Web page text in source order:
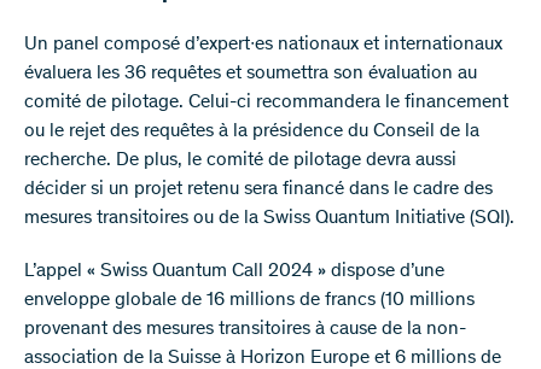
Un panel composé d’expert∙es nationaux et internationaux
évaluera les 36 requêtes et soumettra son évaluation au
comité de pilotage. Celui-ci recommandera le financement
ou le rejet des requêtes à la présidence du Conseil de la
recherche. De plus, le comité de pilotage devra aussi
décider si un projet retenu sera financé dans le cadre des
mesures transitoires ou de la Swiss Quantum Initiative (SQI).
L’appel « Swiss Quantum Call 2024 » dispose d’une
enveloppe globale de 16 millions de francs (10 millions
provenant des mesures transitoires à cause de la non-
association de la Suisse à Horizon Europe et 6 millions de